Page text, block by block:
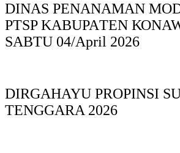
DINAS PΕΝΑΝΑΜAN
PTSP KABUPAΤΕΝ
SABTU 04/April 2026
DIRGAHAYU PROPINSI
TENGGARA 2026